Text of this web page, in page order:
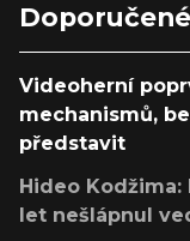
Videoherní
mechanismů,
představit
Hideo
let nešlápnul